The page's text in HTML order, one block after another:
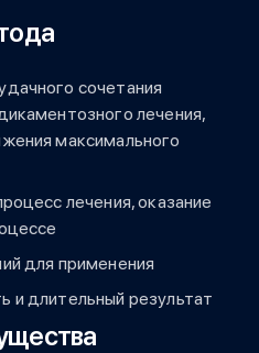
сочетания
лечения,
максимального
лечения, оказание
для применения
и длительный результат